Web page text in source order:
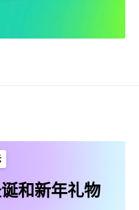
和新年礼物